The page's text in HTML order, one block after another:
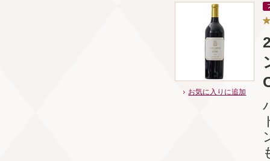
お気に入りに追加